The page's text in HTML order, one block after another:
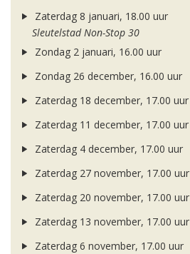
Zaterdag 8 januari, 18.00 uur
Sleutelstad Non-Stop 30
Zondag 2 januari, 16.00 uur
Zondag 26 december, 16.00 uur
Zaterdag 18 december, 17.00 uur
Zaterdag 11 december, 17.00 uur
Zaterdag 4 december, 17.00 uur
Zaterdag 27 november, 17.00 uur
Zaterdag 20 november, 17.00 uur
Zaterdag 13 november, 17.00 uur
Zaterdag 6 november, 17.00 uur